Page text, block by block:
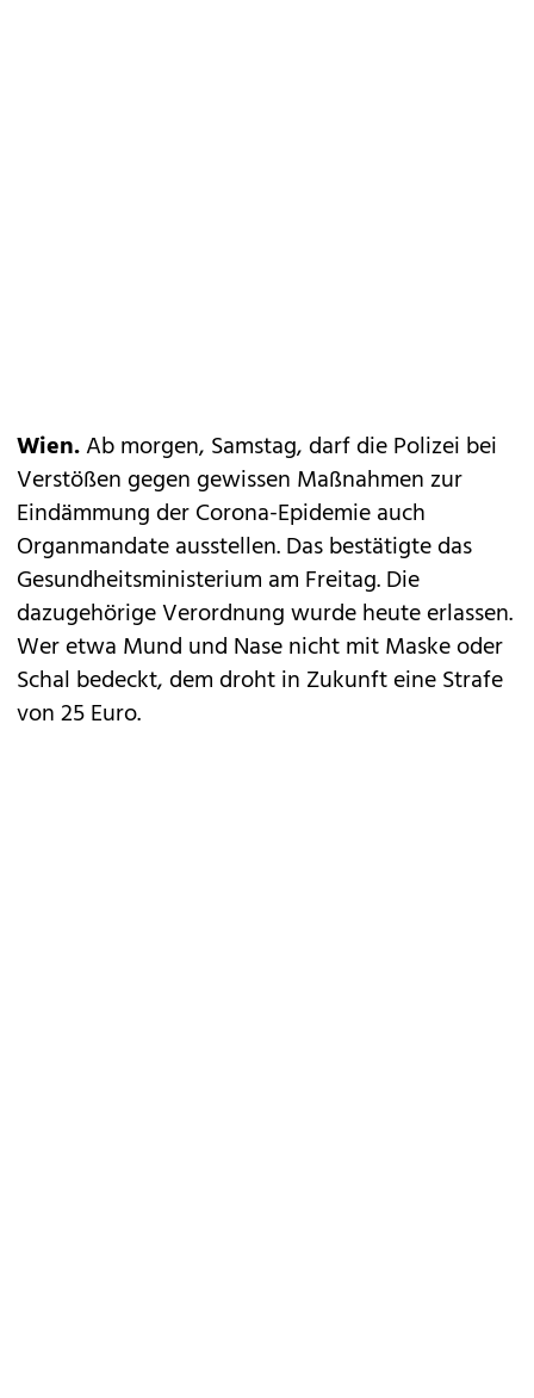
Wien.Ab morgen, Samstag, darf die Polizei bei
Verstößen gegen gewissen Maßnahmen zur
Eindämmung der Corona-Epidemie auch
Organmandate ausstellen. Das bestätigte das
Gesundheitsministerium am Freitag. Die
dazugehörige Verordnung wurde heute erlassen.
Wer etwa Mund und Nase nicht mit Maske oder
Schal bedeckt, dem droht in Zukunft eine Strafe
von 25 Euro.